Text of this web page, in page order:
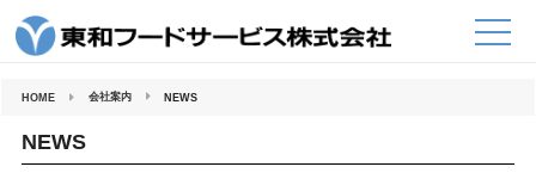
HOME 会社案内 NEWS
NEWS